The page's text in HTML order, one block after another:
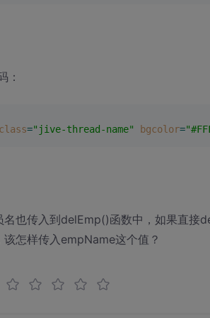
：
class="jive-thread-name" bgcolor=
名也传入到delEmp()函数中，如果直接
该怎样传入empName这个值？